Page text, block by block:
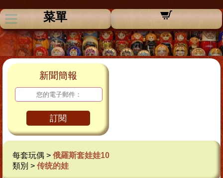
菜單
新聞簡報
訂閱
每套玩偶 > 俄羅斯套娃娃10
類別 > 传统的娃